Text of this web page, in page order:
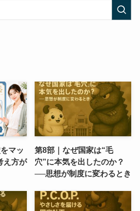
マッ
え方が
第8部｜なぜ国家は“毛
穴”に本気を出したのか？
──思想が制度に変わるとき